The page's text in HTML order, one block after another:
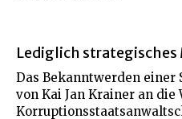
Lediglich strategisches
Das Bekanntwerden einer
von Kai Jan Krainer an